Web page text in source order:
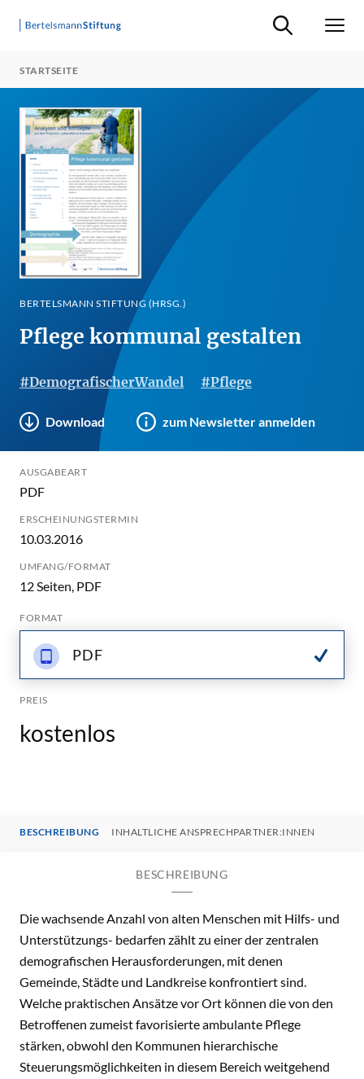
Suche ein-/
STARTSEITE
BERTELSMANN STIFTUNG (HRSG.)
Pflege kommunal gestalten
#DemografischerWandel #Pflege
Download zum Newsletter anmelden
AUSGABEART
PDF
ERSCHEINUNGSTERMIN
10.03.2016
UMFANG/FORMAT
12 Seiten, PDF
FORMAT
PDF
PREIS
kostenlos
BESCHREIBUNG INHALTLICHE ANSPRECHPARTNER:INNEN
BESCHREIBUNG
Die wachsende Anzahl von alten Menschen mit Hilfs- und
Unterstützungs- bedarfen zählt zu einer der zentralen
demografischen Herausforderungen, mit denen
Gemeinde, Städte und Landkreise konfrontiert sind.
Welche praktischen Ansätze vor Ort können die von den
Betroffenen zumeist favorisierte ambulante Pflege
stärken, obwohl den Kommunen hierarchische
Steuerungsmöglichkeiten in diesem Bereich weitgehend